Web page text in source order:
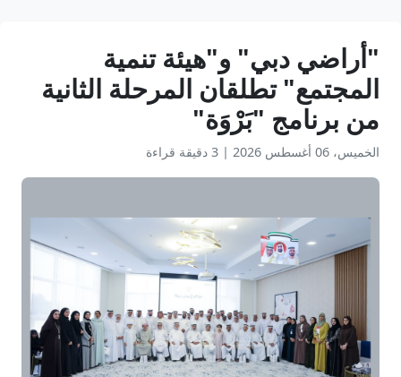
"أراضي دبي" و"هيئة تنمية
المجتمع" تطلقان المرحلة الثانية
من برنامج "بَرْوَة"
الخميس، 06 أغسطس 2026 | 3 دقيقة قراءة